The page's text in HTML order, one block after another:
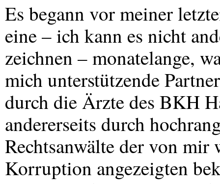
Es begann vor meiner
eine – ich kann es nicht
zeichnen – monatelange,
mich unterstützende
durch die Ärzte des BKH
andererseits durch
Rechtsanwälte der von mir
Korruption angezeigten